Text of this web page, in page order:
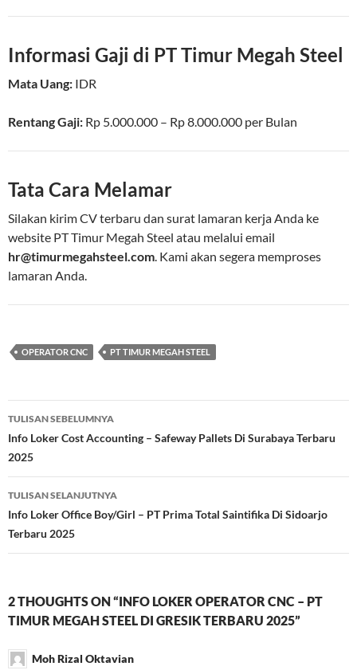
Informasi Gaji di PT Timur Megah Steel
Mata Uang: IDR
Rentang Gaji: Rp 5.000.000 – Rp8.000.000 per Bulan
Tata Cara Melamar
Silakan kirim CV terbaru dan surat lamaran kerja Anda ke
website PT Timur Megah Steel atau melalui email
hr@timurmegahsteel.com. Kami akan segera memproses
lamaran Anda.
OPERATOR CNC PT TIMUR MEGAH STEEL
Navigasi
Tulisan
TULISAN SEBELUMNYA
Info Loker Cost Accounting – Safeway Pallets Di Surabaya Terbaru
2025
TULISAN SELANJUTNYA
Info Loker Office Boy/Girl – PT Prima Total Saintifika Di Sidoarjo
Terbaru 2025
2 THOUGHTS ON “INFO LOKER OPERATOR CNC – PT
TIMUR MEGAH STEEL DI GRESIK TERBARU 2025”
Moh Rizal Oktavian